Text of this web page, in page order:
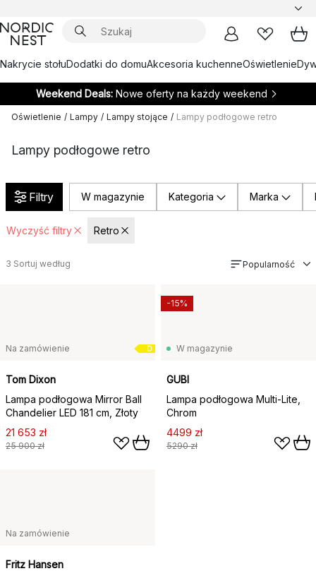
Nakrycie stołuDodatki do domuAkcesoria kuchenneOświetlenie
Weekend Deals: Nowe oferty na każdy weekend
Oświetlenie / Lampy / Lampy stojące / Lampy podłogowe retro
Lampy podłogowe retro
Filtry W magazynie Kategoria Marka
Wyczyść filtry Retro
3 Sortuj według Popularność
D
Na zamówienie
Tom Dixon
Lampa podłogowa Mirror Ball
Chandelier LED 181 cm, Złoty
21 653 zł
25 900 zł
W magazynie
GUBI
Lampa podłogowa Multi-Lite,
Chrom
4499 zł
5290 zł
-15%
Na zamówienie
Fritz Hansen